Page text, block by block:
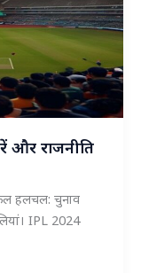
और राजनीति
हलचल: चुनाव
IPL 2024